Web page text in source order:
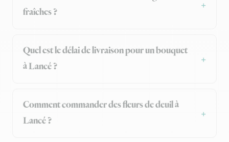
fraîches ?
Quel est le délai de livraison pour un bouquet
à Lancé ?
Comment commander des fleurs de deuil à
Lancé ?